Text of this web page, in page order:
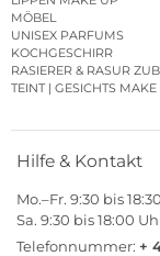
MÖBEL
UNISEX PARFUMS
KOCHGESCHIRR
RASIERER & RASUR
TEINT | GESICHTS
Hilfe & Kontakt
Mo.–Fr. 9:30 bis
Sa. 9:30 bis 18:00
Telefonnummer: +